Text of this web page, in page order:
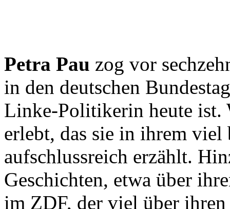
Petra Pau zog vor
in den deutschen
Linke-Politikerin heute ist.
erlebt, das sie in ihrem viel
aufschlussreich erzählt.
Geschichten, etwa über
im ZDF, der viel über